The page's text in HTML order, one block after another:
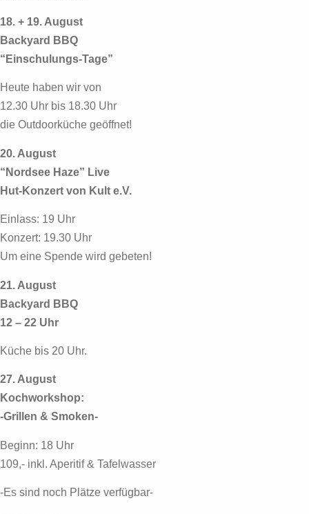
18. + 19. August
Backyard BBQ
“Einschulungs-Tage”
Heute haben wir von
12.30 Uhr bis 18.30 Uhr
die Outdoorküche geöffnet!
20. August
“Nordsee Haze” Live
Hut-Konzert von Kult e.V.
Einlass: 19 Uhr
Konzert: 19.30 Uhr
Um eine Spende wird gebeten!
21. August
Backyard BBQ
12 – 22 Uhr
Küche bis 20 Uhr.
27. August
Kochworkshop:
-Grillen & Smoken-
Beginn: 18 Uhr
109,- inkl. Aperitif & Tafelwasser
-Es sind noch Plätze verfügbar-